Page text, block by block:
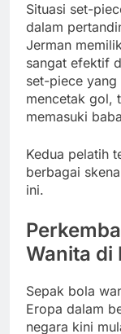
Situasi set-
dalam
Jerman
sangat efektif
set-piece
mencetak gol,
memasuki
Kedua pelatih
berbagai
ini.
Wanita di
Sepak bola
Eropa dalam
negara kini